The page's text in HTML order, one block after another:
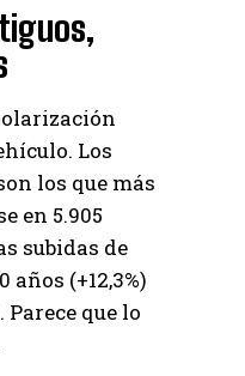
Los
los que más
en 5.905
subidas de
años (+12,3%)
Parece que lo